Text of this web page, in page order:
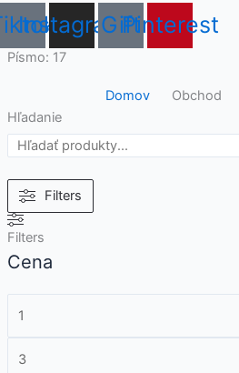
Instagram
GiftPinterest
Písmo: 17
Domov Obchod
Hľadanie
Filters
Filters
Cena